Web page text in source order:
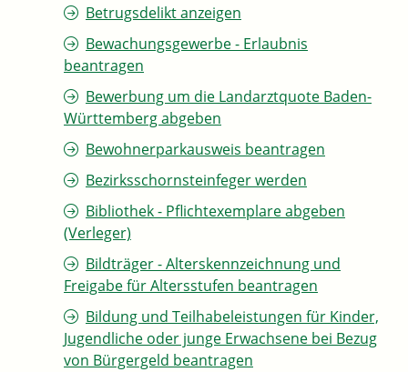
Betrugsdelikt anzeigen
Bewachungsgewerbe - Erlaubnis
beantragen
Bewerbung um die Landarztquote Baden-
Württemberg abgeben
Bewohnerparkausweis beantragen
Bezirksschornsteinfeger werden
Bibliothek - Pflichtexemplare abgeben
(Verleger)
Bildträger - Alterskennzeichnung und
Freigabe für Altersstufen beantragen
Bildung und Teilhabeleistungen für Kinder,
Jugendliche oder junge Erwachsene bei Bezug
von Bürgergeld beantragen